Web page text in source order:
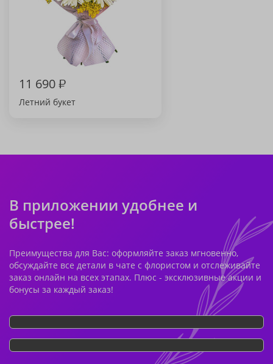
11 690₽
Летний букет
В приложении удобнее и
быстрее!
Преимущества для Вас: оформляйте заказ мгновенно,
обсуждайте все детали в чате с флористом и отслеживайте
заказ онлайн на всех этапах. Плюс - эксклюзивные акции и
бонусы за каждый заказ!